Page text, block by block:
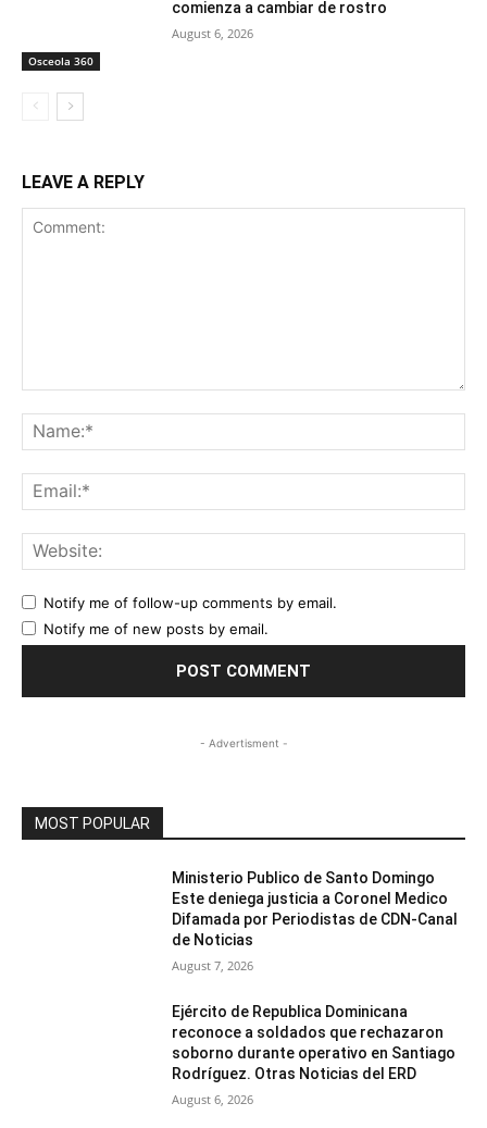
Osceola 360
comienza a cambiar de rostro
August 6, 2026
LEAVE A REPLY
Notify me of follow-up comments by email.
Notify me of new posts by email.
- Advertisment -
MOST POPULAR
Ministerio Publico de Santo Domingo
Este deniega justicia a Coronel Medico
Difamada por Periodistas de CDN-Canal
de Noticias
August 7, 2026
Ejército de Republica Dominicana
reconoce a soldados que rechazaron
soborno durante operativo en Santiago
Rodríguez. Otras Noticias del ERD
August 6, 2026